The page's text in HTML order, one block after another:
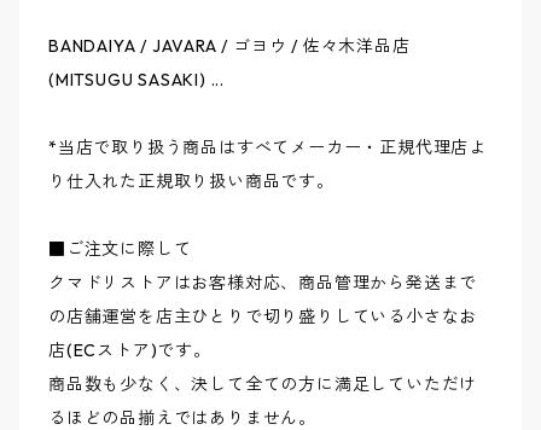
WORKERS / ワーカーズ
10匣 TENBOX / テンボックス
BANDAIYA / JAVARA / ゴヨウ / 佐々木洋品店
(MITSUGU SASAKI) ...
*当店で取り扱う商品はすべてメーカー・正規代理店よ
り仕入れた正規取り扱い商品です。
■ご注文に際して
クマドリストアはお客様対応、商品管理から発送まで
の店舗運営を店主ひとりで切り盛りしている小さなお
店(ECストア)です。
商品数も少なく、決して全ての方に満足していただけ
るほどの品揃えではありません。